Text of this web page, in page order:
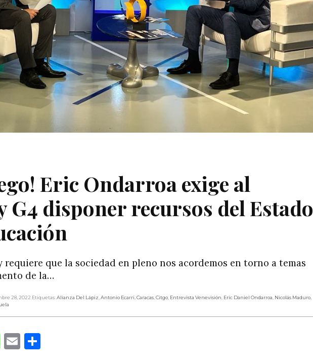
Eric Ondarroa exige al
G4 disponer recursos del Estado
requiere que la sociedad en pleno nos acordemos en torno a temas
de la…
28, 2022 Etiquetas:Alianza Del Lápiz,Antonio Ecarri,Caracas,Citgo, Entrevista Venevisión, Eric Daniel Ondarroa, Nicolás Maduro,
WhatsApp
EmailCompartir